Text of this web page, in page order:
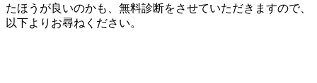
たほうが良いのかも、無料診断をさせていただきますので、
以下よりお尋ねください。